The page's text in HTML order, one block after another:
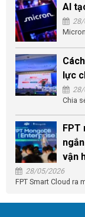
AI
lực
Chia
FPT
vận
28/05/2026
FPT Smart Cloud ra